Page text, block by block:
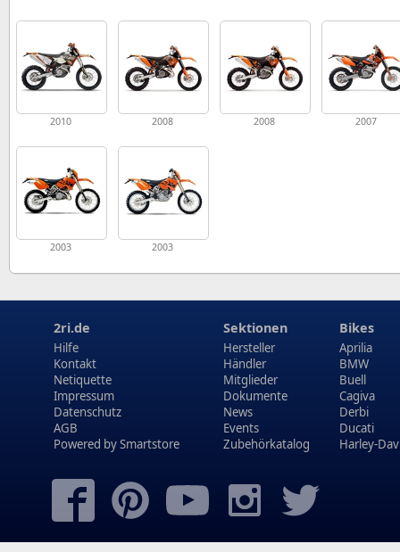
2010 2008 2008 2007
2003 2003
2ri.de
Hilfe
Kontakt
Netiquette
Impressum
Datenschutz
AGB
Powered bySmartstore
Sektionen
Hersteller
Händler
Mitglieder
Dokumente
News
Events
Zubehörkatalog
Bikes
Aprilia
BMW
Buell
Cagiva
Derbi
Ducati
Harley-